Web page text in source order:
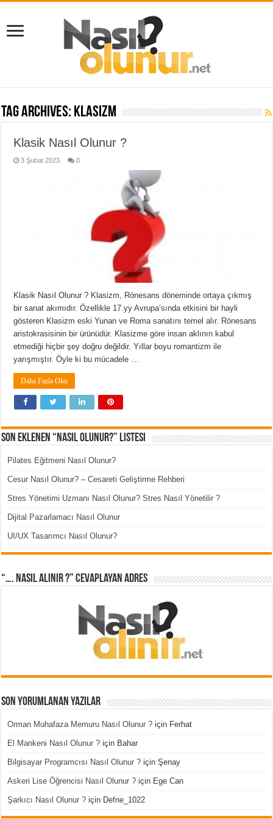
Tag Archives: klasizm
Klasik Nasıl Olunur ?
3 Şubat 2023 0
Klasik Nasıl Olunur ? Klasizm, Rönesans döneminde ortaya çıkmış
bir sanat akımıdır. Özellikle 17.yy Avrupa’sında etkisini bir hayli
gösteren Klasizm eski Yunan ve Roma sanatını temel alır. Rönesans
aristokrasisinin bir ürünüdür. Klasizme göre insan aklının kabul
etmediği hiçbir şey doğru değildir. Yıllar boyu romantizm ile
yarışmıştır. Öyle ki bu mücadele …
Daha Fazla Oku
Son Eklenen “Nasıl Olunur?” Listesi
Pilates Eğitmeni Nasıl Olunur?
Cesur Nasıl Olunur? – Cesareti Geliştirme Rehberi
Stres Yönetimi Uzmanı Nasıl Olunur? Stres Nasıl Yönetilir ?
Dijital Pazarlamacı Nasıl Olunur
UI/UX Tasarımcı Nasıl Olunur?
“…. Nasıl Alınır ?” cevaplayan adres
Son Yorumlanan Yazılar
Orman Muhafaza Memuru Nasıl Olunur ? için Ferhat
El Mankeni Nasıl Olunur ? için Bahar
Bilgisayar Programcısı Nasıl Olunur ? içinŞenay
Askeri Lise Öğrencisi Nasıl Olunur ? için Ege Can
Şarkıcı Nasıl Olunur ? için Defne_1022